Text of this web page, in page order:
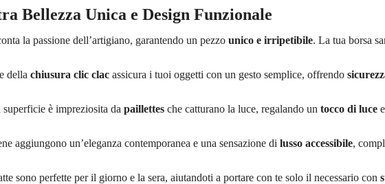
Bellezza Unica e Design Funzionale
la passione dell’artigiano, garantendo un pezzo unico e irripetibile. La tua borsa
della chiusura clic clacassicura i tuoi oggetti con un gesto semplice, offrendo
è impreziosita da paillettesche catturano la luce, regalando un tocco di lucee
aggiungono un’eleganza contemporanea e una sensazione di lusso accessibile,
sono perfette per il giorno e la sera, aiutandoti a portare con te solo il necessario con